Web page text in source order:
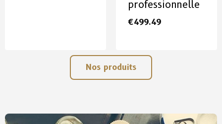
professionnelle
€499.49
Nos produits